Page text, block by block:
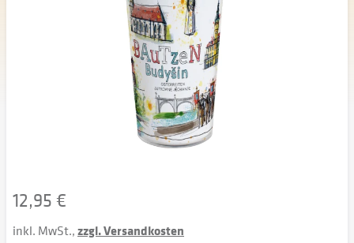
12,95 €
inkl. MwSt.,zzgl. Versandkosten